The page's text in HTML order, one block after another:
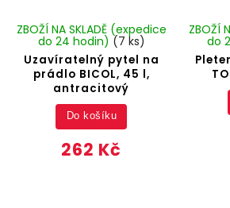
Uzavíratelný pytel na
prádlo BICOL, 45 l,
antracitový
ZBOŽÍ NA SKLADĚ (expedice
do 24 hodin) (7 ks)
262 Kč
Do košíku
ZBOŽÍ
do